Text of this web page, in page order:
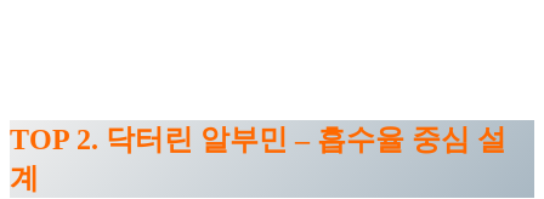
TOP 2. 닥터린 알부민 – 흡수율 중심 설
계